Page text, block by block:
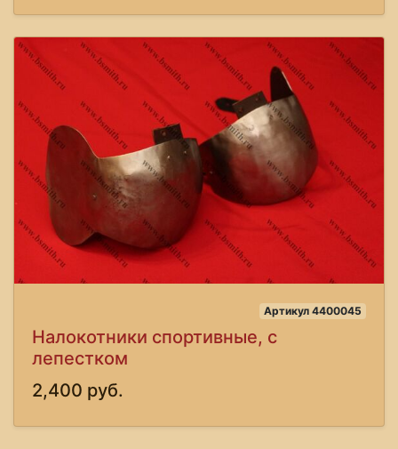
Артикул 4400045
Налокотники спортивные, с
лепестком
2,400 руб.